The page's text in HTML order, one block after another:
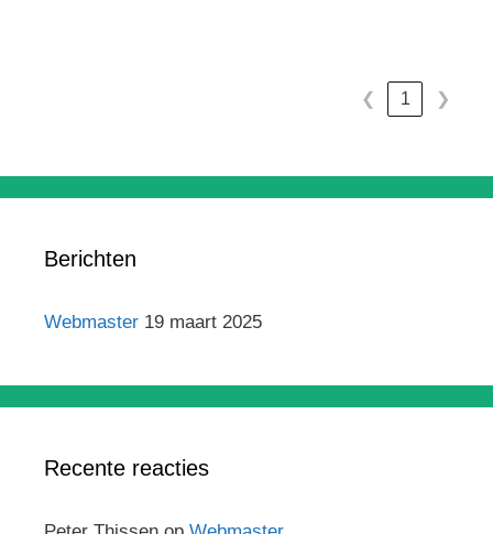
❮ 1 ❯
Berichten
Webmaster 19 maart 2025
Recente reacties